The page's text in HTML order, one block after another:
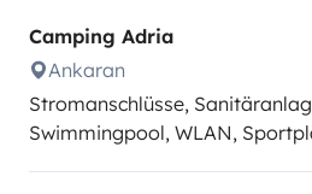
Camping Adria
Ankaran
Stromanschlüsse,
Swimmingpool, WLAN,